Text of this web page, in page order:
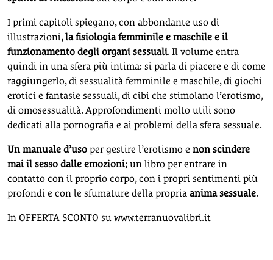
I primi capitoli spiegano, con abbondante uso di
illustrazioni,la fisiologia femminile e maschile e il
funzionamento degli organi sessuali. Il volume entra
quindi in una sfera più intima: si parla di piacere e di come
raggiungerlo, di sessualità femminile e maschile, di giochi
erotici e fantasie sessuali, di cibi che stimolano l’erotismo,
di omosessualità. Approfondimenti molto utili sono
dedicati alla pornografia e ai problemi della sfera sessuale.
Un manuale d’uso per gestire l’erotismo e non scindere
mai il sesso dalle emozioni; un libro per entrare in
contatto con il proprio corpo, con i propri sentimenti più
profondi e con le sfumature della propria anima sessuale.
In OFFERTA SCONTO su www.terranuovalibri.it